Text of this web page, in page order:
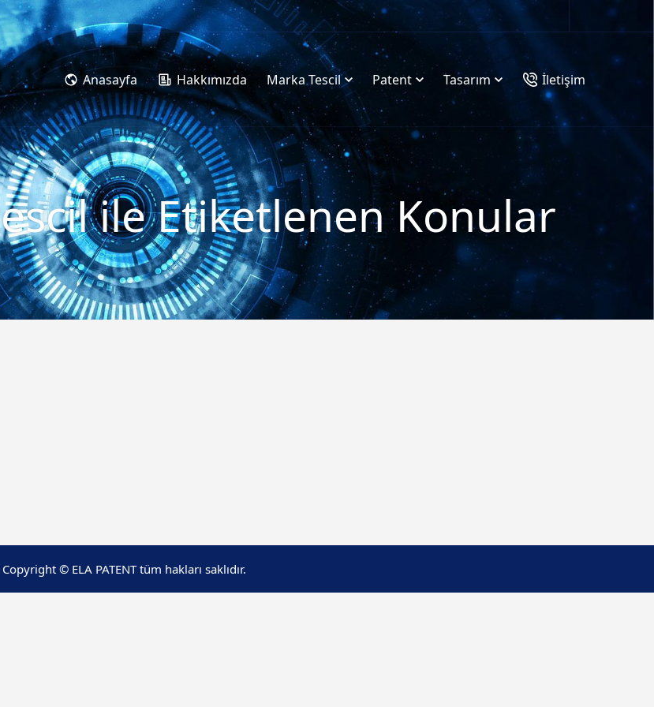
Anasayfa Hakkımızda Marka Tescil Patent Tasarım İletişim
ile Etiketlenen Konular
Copyright © ELA PATENT tüm hakları saklıdır.